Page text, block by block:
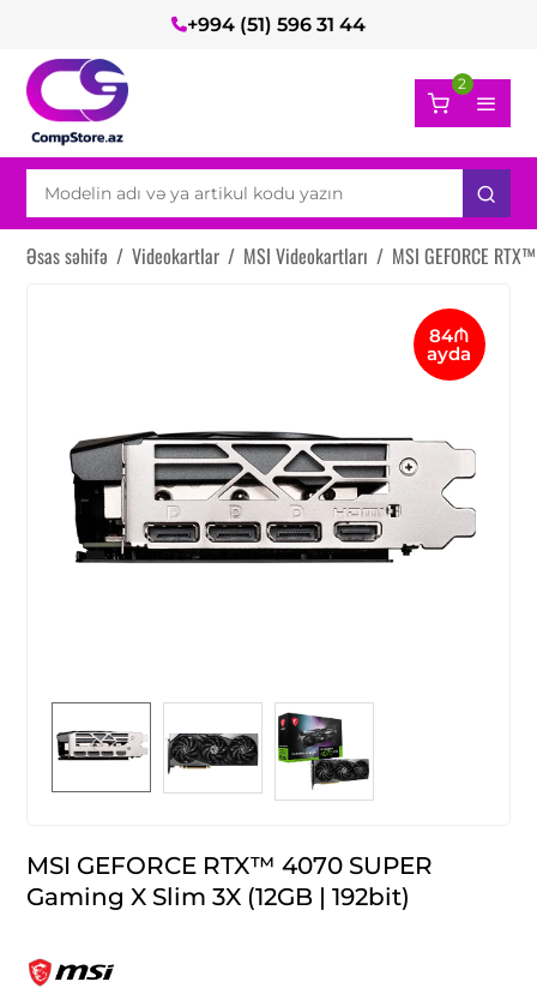
+994 (51) 596 31 44
2
Əsas səhifə / Videokartlar / MSI Videokartları / MSI GEFORCE
84₼
ayda
MSI GEFORCE RTX™ 4070 SUPER
Gaming X Slim 3X (12GB | 192bit)